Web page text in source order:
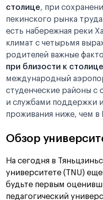
столице, при
пекинского рынка
есть набережная реки
климат с четырьмя
родителей важные
при близости к столице
международный
студенческие районы
и службами поддержки
проживания ниже, чем в
Обзор
На сегодня в
университете (TNU)
будьте первым
педагогический